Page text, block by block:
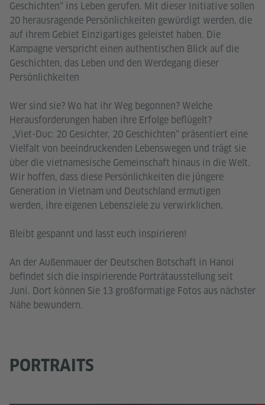
Geschichten“ ins Leben gerufen. Mit dieser Initiative sollen
20 herausragende Persönlichkeiten gewürdigt werden, die
auf ihrem Gebiet Einzigartiges geleistet haben. Die
Kampagne verspricht einen authentischen Blick auf die
Geschichten, das Leben und den Werdegang dieser
Persönlichkeiten
Wer sind sie? Wo hat ihr Weg begonnen? Welche
Herausforderungen haben ihre Erfolge beflügelt?
„Viet-Duc: 20 Gesichter, 20 Geschichten“ präsentiert eine
Vielfalt von beeindruckenden Lebenswegen und trägt sie
über die vietnamesische Gemeinschaft hinaus in die Welt.
Wir hoffen, dass diese Persönlichkeiten die jüngere
Generation in Vietnam und Deutschland ermutigen
werden, ihre eigenen Lebensziele zu verwirklichen.
Bleibt gespannt und lasst euch inspirieren!
An der Außenmauer der Deutschen Botschaft in Hanoi
befindet sich die inspirierende Porträtausstellung seit
Juni. Dort können Sie 13 großformatige Fotos aus nächster
Nähe bewundern.
PORTRAITS